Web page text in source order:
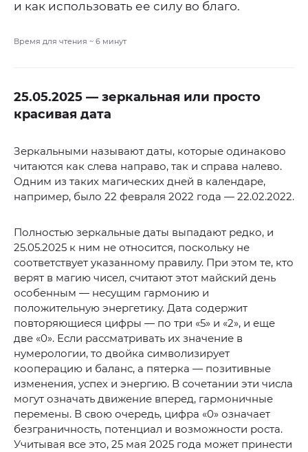
и как использовать ее силу во благо.
Время для чтения ~ 6 минут
25.05.2025 — зеркальная или просто
красивая дата
Зеркальными называют даты, которые одинаково
читаются как слева направо, так и справа налево.
Одним из таких магических дней в календаре,
например, было 22 февраля 2022 года — 22.02.2022.
Полностью зеркальные даты выпадают редко, и
25.05.2025 к ним не относится, поскольку не
соответствует указанному правилу. При этом те, кто
верят в магию чисел, считают этот майский день
особенным — несущим гармонию и
положительную энергетику. Дата содержит
повторяющиеся цифры — по три «5» и «2», и еще
две «0». Если рассматривать их значение в
нумерологии, то двойка символизирует
кооперацию и баланс, а пятерка — позитивные
изменения, успех и энергию. В сочетании эти числа
могут означать движение вперед, гармоничные
перемены. В свою очередь, цифра «0» означает
безграничность, потенциал и возможности роста.
Учитывая все это, 25 мая 2025 года может принести